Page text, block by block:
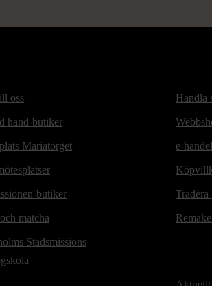
oss
hand-butiker
Mariatorget
butiker
matcha
Stadsmissions
Handla
e-
Tradera